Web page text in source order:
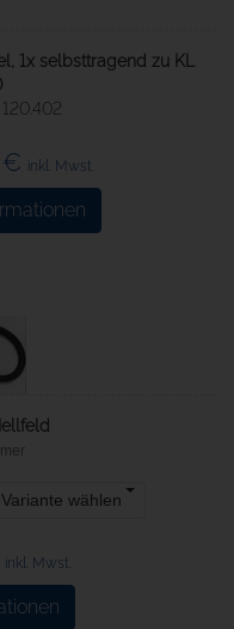
1x selbsttragend zu KL
120.402
€ inkl. Mwst.
wählen
inkl. Mwst.